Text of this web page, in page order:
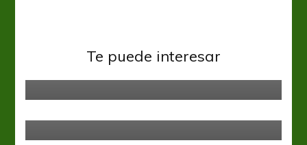
Te puede interesar
Copa Libertadores River Plate